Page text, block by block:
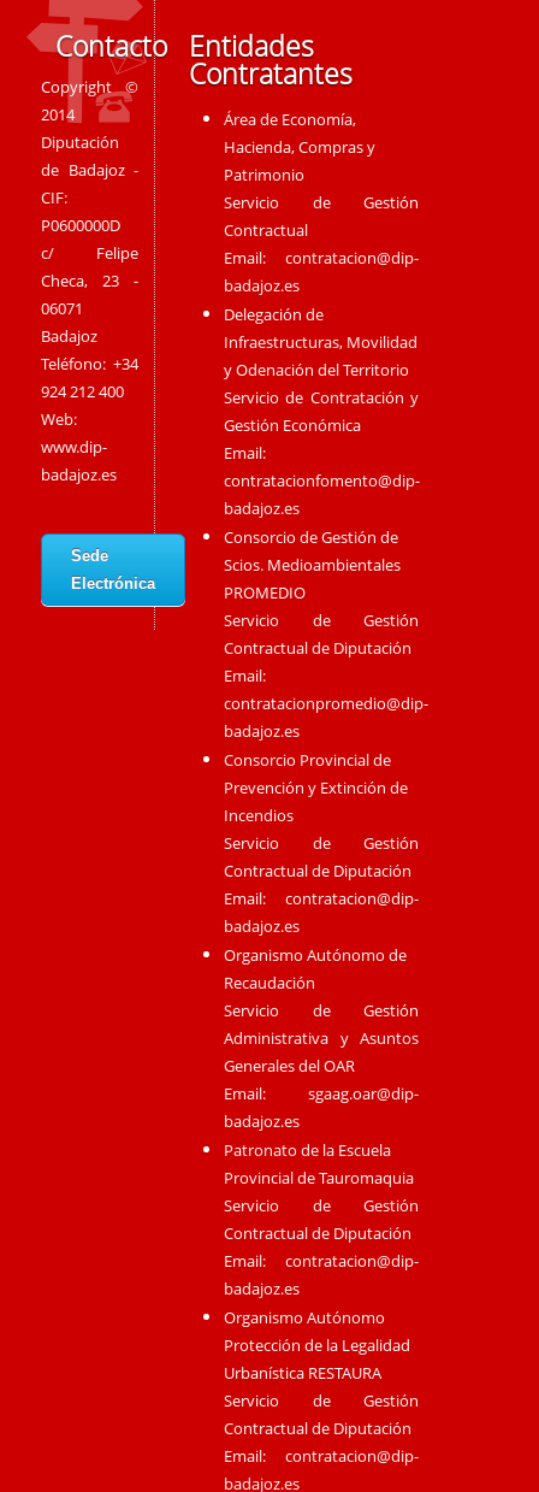
Contacto
Copyright ©
2014
Diputación
de Badajoz -
CIF:
P0600000D
c/ Felipe
Checa, 23 -
06071
Badajoz
Teléfono: +34
924 212 400
Web:
www.dip-
badajoz.es
Sede
Electrónica
Entidades
Contratantes
Área de Economía,
Hacienda, Compras y
Patrimonio
Servicio de Gestión
Contractual
Email:contratacion@dip-
badajoz.es
Delegación de
Infraestructuras, Movilidad
y Odenación del Territorio
Servicio de Contratación y
Gestión Económica
Email:
contratacionfomento@dip-
badajoz.es
Consorcio de Gestión de
Scios. Medioambientales
PROMEDIO
Servicio de Gestión
Contractual de Diputación
Email:
contratacionpromedio@dip-
badajoz.es
Consorcio Provincial de
Prevención y Extinción de
Incendios
Servicio de Gestión
Contractual de Diputación
Email:contratacion@dip-
badajoz.es
Organismo Autónomo de
Recaudación
Servicio de Gestión
Administrativa y Asuntos
Generales del OAR
Email:sgaag.oar@dip-
badajoz.es
Patronato de la Escuela
Provincial de Tauromaquia
Servicio de Gestión
Contractual de Diputación
Email:contratacion@dip-
badajoz.es
Organismo Autónomo
Protección de la Legalidad
Urbanística RESTAURA
Servicio de Gestión
Contractual de Diputación
Email:contratacion@dip-
badajoz.es